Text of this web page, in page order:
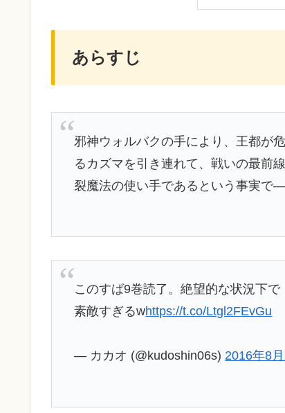
あらすじ
邪神ウォルバクの手により、王都
るカズマを引き連れて、戦いの最前
裂魔法の使い手であるという事実で
このすば9巻読了。絶望的な状況下
素敵すぎるwhttps://t.co/Ltgl2FEvGu
— カカオ (@kudoshin06s) 2016年8